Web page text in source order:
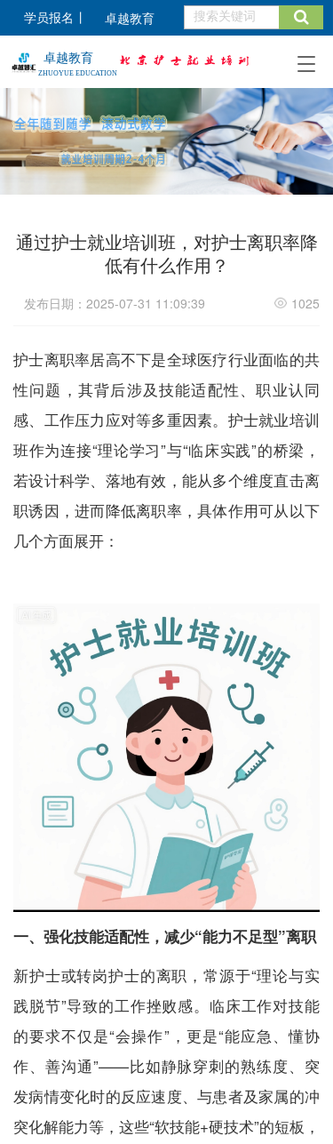
学员报名 卓越教育
卓越教育
ZHUOYUE EDUCATION
T
g
e
n
g
i
o
通过护士就业培训班，对护士离职率降
低有什么作用？
发布日期：2025-07-31 11:09:39 1025
护士离职率居高不下是全球医疗行业面临的共
性问题，其背后涉及技能适配性、职业认同
感、工作压力应对等多重因素。护士就业培训
班作为连接“理论学习”与“临床实践”的桥梁，
若设计科学、落地有效，能从多个维度直击离
职诱因，进而降低离职率，具体作用可从以下
几个方面展开：
一、强化技能适配性，减少“能力不足型”离职
新护士或转岗护士的离职，常源于“理论与实
践脱节”导致的工作挫败感。临床工作对技能
的要求不仅是“会操作”，更是“能应急、懂协
作、善沟通”——比如静脉穿刺的熟练度、突
发病情变化时的反应速度、与患者及家属的冲
突化解能力等，这些“软技能+硬技术”的短板，